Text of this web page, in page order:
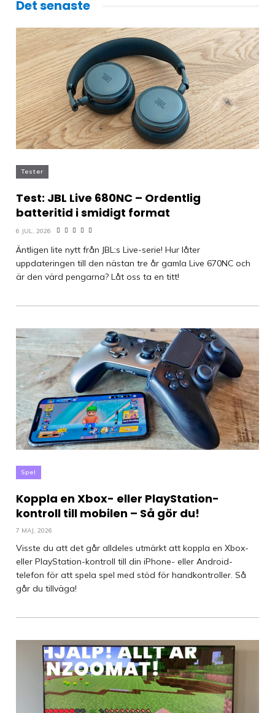
Det senaste
Tester
Test: JBL Live 680NC – Ordentlig
batteritid i smidigt format
6 JUL, 2026
Äntligen lite nytt från JBL:s Live-serie! Hur låter
uppdateringen till den nästan tre år gamla Live 670NC och
är den värd pengarna? Låt oss ta en titt!
Spel
Koppla en Xbox- eller PlayStation-
kontroll till mobilen – Så gör du!
7 MAJ, 2026
Visste du att det går alldeles utmärkt att koppla en Xbox-
eller PlayStation-kontroll till din iPhone- eller Android-
telefon för att spela spel med stöd för handkontroller. Så
går du tillväga!